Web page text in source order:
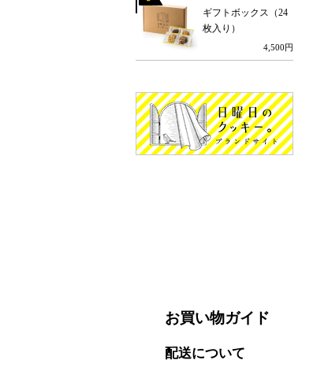
ギフトボックス（24
枚入り）
4,500円
お買い物ガイド
配送について